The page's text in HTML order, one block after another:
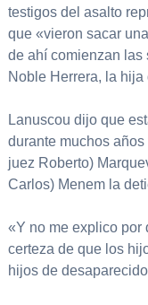
testigos del asalto
que «vieron sacar
de ahí comienzan las
Noble Herrera, la
Lanuscou dijo que
durante muchos
juez Roberto)
Carlos) Menem la
«Y no me explico por
certeza de que los
hijos de